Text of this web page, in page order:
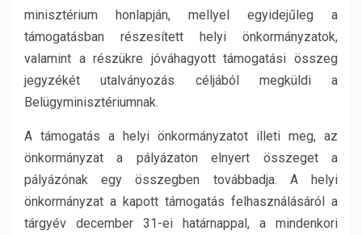
minisztérium honlapján, mellyel egyidejűleg a
támogatásban részesített helyi önkormányzatok,
valamint a részükre jóváhagyott támogatási összeg
jegyzékét utalványozás céljából megküldi a
Belügyminisztériumnak.
A támogatás a helyi önkormányzatot illeti meg, az
önkormányzat a pályázaton elnyert összeget a
pályázónak egy összegben továbbadja. A helyi
önkormányzat a kapott támogatás felhasználásáról a
tárgyév december 31-ei határnappal, a mindenkori